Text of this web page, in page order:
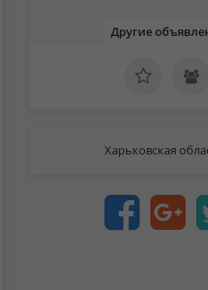
Другие
Харьковская